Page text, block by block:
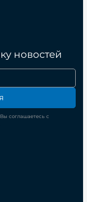
новостей
соглашаетесь с